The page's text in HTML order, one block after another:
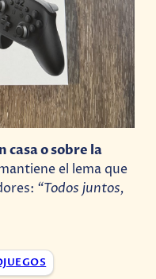
casa o sobre la
el lema que
“Todos juntos,